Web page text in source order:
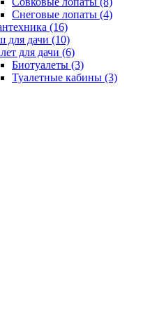
Снеговые лопаты (4)
(16)
для дачи (10)
для дачи (6)
Биотуалеты (3)
Туалетные кабины (3)